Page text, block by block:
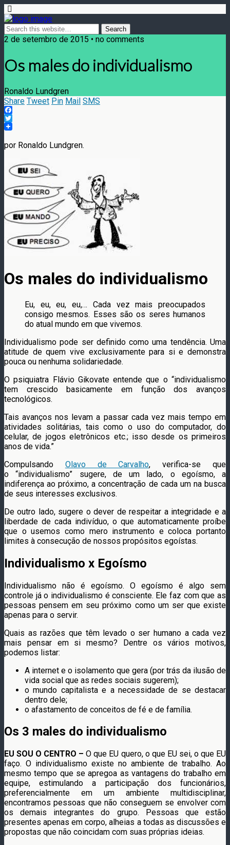
2 de setembro de 2015 • no comments
Os males do individualismo
Ronaldo Lundgren
Share Tweet Pin Mail SMS
Facebook
Twitter
por Ronaldo Lundgren.
Os males do individualismo
Eu, eu, eu, eu,… Cada vez mais preocupados
consigo mesmos. Esses são os seres humanos
do atual mundo em que vivemos.
Individualismo pode ser definido como uma tendência. Uma
atitude de quem vive exclusivamente para si e demonstra
pouca ou nenhuma solidariedade.
O psiquiatra Flávio Gikovate entende que o “individualismo
tem crescido basicamente em função dos avanços
tecnológicos.
Tais avanços nos levam a passar cada vez mais tempo em
atividades solitárias, tais como o uso do computador, do
celular, de jogos eletrônicos etc.; isso desde os primeiros
anos de vida.”
Compulsando Olavo de Carvalho, verifica-se que
o “individualismo” sugere, de um lado, o egoísmo, a
indiferença ao próximo, a concentração de cada um na busca
de seus interesses exclusivos.
De outro lado, sugere o dever de respeitar a integridade e a
liberdade de cada indivíduo, o que automaticamente proíbe
que o usemos como mero instrumento e coloca portanto
limites à consecução de nossos propósitos egoístas.
Individualismo x Egoísmo
Individualismo não é egoísmo. O egoísmo é algo sem
controle já o individualismo é consciente. Ele faz com que as
pessoas pensem em seu próximo como um ser que existe
apenas para o servir.
Quais as razões que têm levado o ser humano a cada vez
mais pensar em si mesmo? Dentre os vários motivos,
podemos listar:
A internet e o isolamento que gera (por trás da ilusão de
vida social que as redes sociais sugerem);
o mundo capitalista e a necessidade de se destacar
dentro dele;
o afastamento de conceitos de fé e de família.
Os 3 males do individualismo
EU SOU O CENTRO –O que EU quero, o que EU sei, o que EU
faço. O individualismo existe no ambiente de trabalho. Ao
mesmo tempo que se apregoa as vantagens do trabalho em
equipe, estimulando a participação dos funcionários,
preferencialmente em um ambiente multidisciplinar,
encontramos pessoas que não conseguem se envolver com
os demais integrantes do grupo. Pessoas que estão
presentes apenas em corpo, alheias a todas as discussões e
propostas que não coincidam com suas próprias ideias.